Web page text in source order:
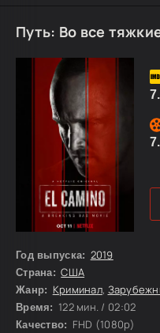
уверяющего, что слышит
истории сойдутся в
Путь: Во все
Год выпуска: 2019
Страна: США
Жанр: Криминал,
Время: 122 мин. / 02:02
Качество: FHD (1080p)